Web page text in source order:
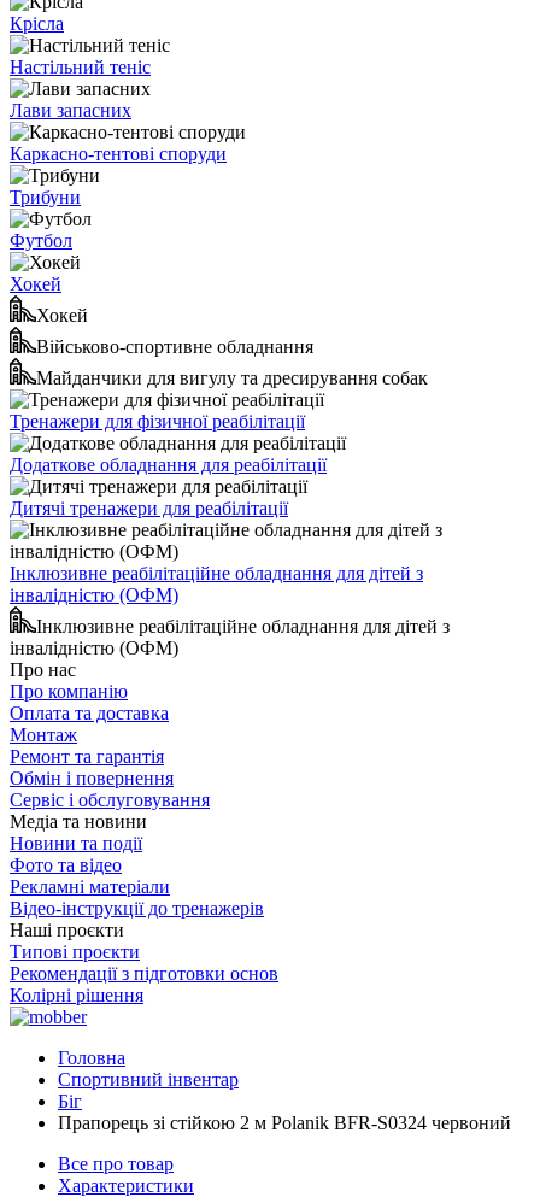
Крісла
Настільний теніс
Лави запасних
Каркасно-тентові споруди
Трибуни
Футбол
Хокей
Хокей
Військово-спортивне обладнання
Майданчики для вигулу та дресирування собак
Тренажери для фізичної реабілітації
Додаткове обладнання для реабілітації
Дитячі тренажери для реабілітації
Інклюзивне реабілітаційне обладнання для дітей з
інвалідністю (ОФМ)
Інклюзивне реабілітаційне обладнання для дітей з
інвалідністю (ОФМ)
Про нас
Про компанію
Оплата та доставка
Монтаж
Ремонт та гарантія
Обмін і повернення
Сервіс і обслуговування
Медіа та новини
Новини та події
Фото та відео
Рекламні матеріали
Відео-інструкції до тренажерів
Наші проєкти
Типові проєкти
Рекомендації з підготовки основ
Колірні рішення
Головна
Спортивний інвентар
Біг
Прапорець зі стійкою 2 м Polanik BFR-S0324 червоний
Все про товар
Характеристики